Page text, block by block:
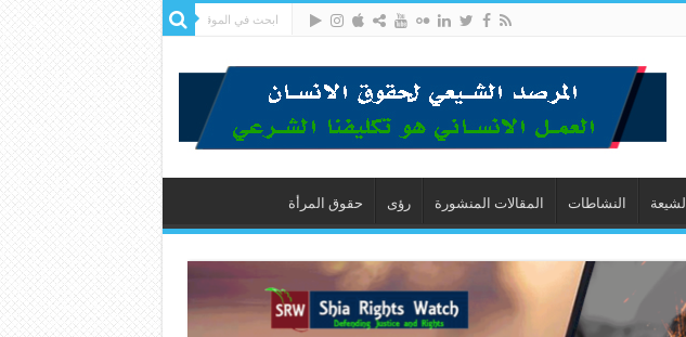
النشاطات المقالات المنشورة رؤى حقوق المرأة